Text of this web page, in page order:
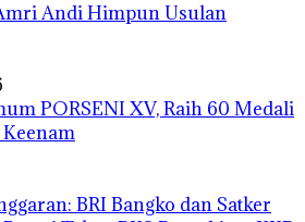
Andi Himpun Usulan
PORSENI XV, Raih 60 Medali
BRI Bangko dan Satker